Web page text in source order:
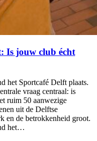
Is jouw club écht
het Sportcafé Delft plaats.
vraag centraal: is
ruim 50 aanwezige
uit de Delftse
en de betrokkenheid groot.
het…